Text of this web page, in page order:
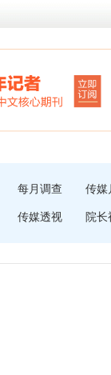
每月调查 传媒
传媒透视 院长